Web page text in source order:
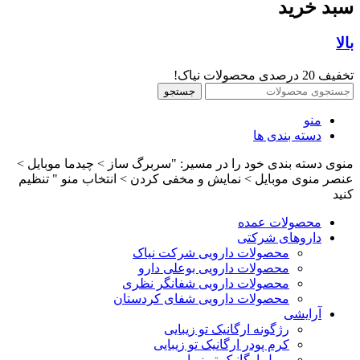
سبد خرید
بالا
تخفیف 20 درصدی محصولات نیاک!
جستجو
منو
دسته بندی ها
منوی دسته بندی خود را در مسیر: "سربرگ ساز > چیدما موبایل >
عنصر منوی موبایل > نمایش و مخفی کردن > انتخاب منو " تنظیم
کنید
محصولات عمده
داروهای شرکتی
محصولات دارویی شرکت نیاک
محصولات دارویی بوعلی دارو
محصولات دارویی شفانگر نظری
محصولات دارویی شفای کردستان
آرایشی
رژگونه ارگانیک تو زیبایی
کرم پودر ارگانیک تو زیبایی